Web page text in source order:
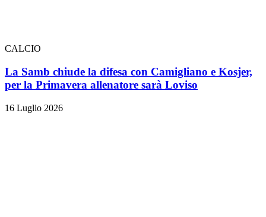
CALCIO
La Samb chiude la difesa con Camigliano e Kosjer,
per la Primavera allenatore sarà Loviso
16 Luglio 2026